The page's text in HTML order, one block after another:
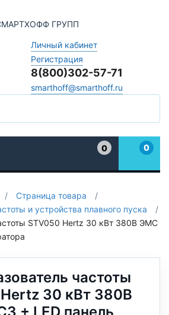
Личный кабинет
Регистрация
8(800)302-57-71
smarthoff@smarthoff.ru
0
0
/ Страница товара
/
и устройства плавного пуска
/
STV050 Hertz 30 кВт 380В ЭМС
частоты
30 кВт 380В